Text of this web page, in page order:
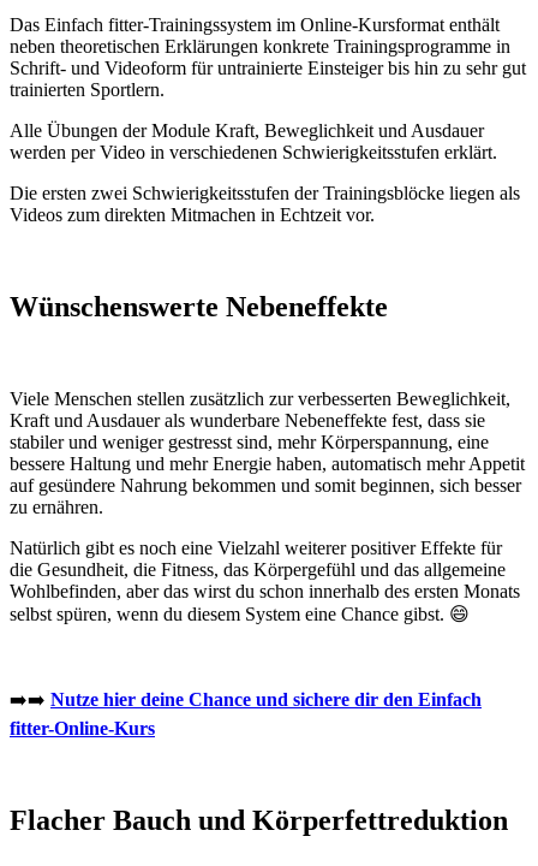
Das Einfach fitter-Trainingssystem im Online-Kursformat enthält
neben theoretischen Erklärungen konkrete Trainingsprogramme in
Schrift- und Videoform für untrainierte Einsteiger bis hin zu sehr gut
trainierten Sportlern.
Alle Übungen der Module Kraft, Beweglichkeit und Ausdauer
werden per Video in verschiedenen Schwierigkeitsstufen erklärt.
Die ersten zwei Schwierigkeitsstufen der Trainingsblöcke liegen als
Videos zum direkten Mitmachen in Echtzeit vor.
Wünschenswerte Nebeneffekte
Viele Menschen stellen zusätzlich zur verbesserten Beweglichkeit,
Kraft und Ausdauer als wunderbare Nebeneffekte fest, dass sie
stabiler und weniger gestresst sind, mehr Körperspannung, eine
bessere Haltung und mehr Energie haben, automatisch mehr Appetit
auf gesündere Nahrung bekommen und somit beginnen, sich besser
zu ernähren.
Natürlich gibt es noch eine Vielzahl weiterer positiver Effekte für
die Gesundheit, die Fitness, das Körpergefühl und das allgemeine
Wohlbefinden, aber das wirst du schon innerhalb des ersten Monats
selbst spüren, wenn du diesem System eine Chance gibst. 😄
➡️➡️ Nutze hier deine Chance und sichere dir den Einfach
fitter-Online-Kurs
Flacher Bauch und Körperfettreduktion